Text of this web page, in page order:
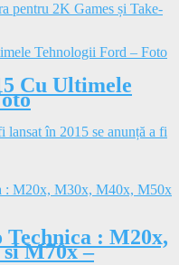
pentru 2K Games și Take-
Cu Ultimele
în 2015 se anunță a fi
: M20x,
M70x –